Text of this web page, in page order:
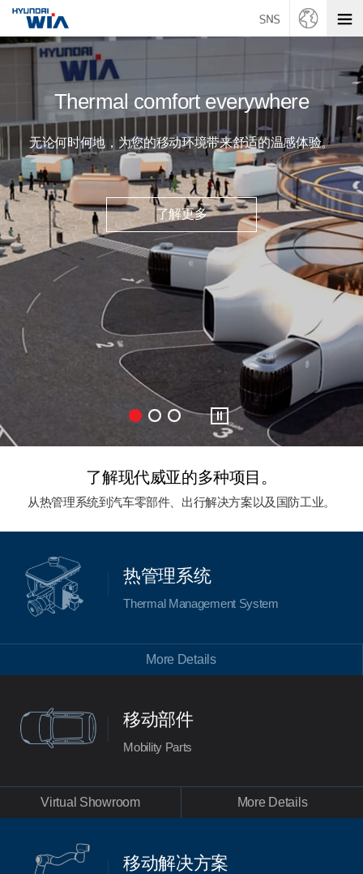
Thermal comfort everywhere
无论何时何地，为您的移动环境带来舒适的温感体验。
了解更多
了解现代威亚的多种项目。
从热管理系统到汽车零部件、出行解决方案以及国防工业。
热管理系统
Thermal Management System
More Details
移动部件
Mobility Parts
Virtual Showroom More Details
移动解决方案